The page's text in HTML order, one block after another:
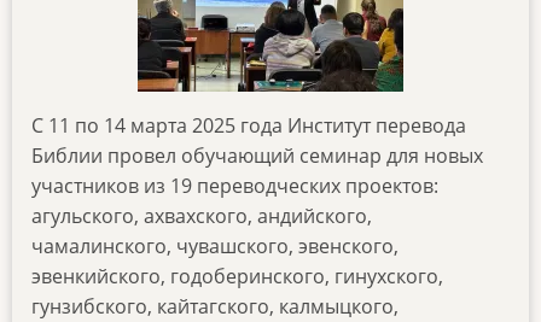
С 11 по 14 марта 2025 года Институт перевода
Библии провел обучающий семинар для новых
участников из 19 переводческих проектов:
агульского, ахвахского, андийского,
чамалинского, чувашского, эвенского,
эвенкийского, годоберинского, гинухского,
гунзибского, кайтагского, калмыцкого,